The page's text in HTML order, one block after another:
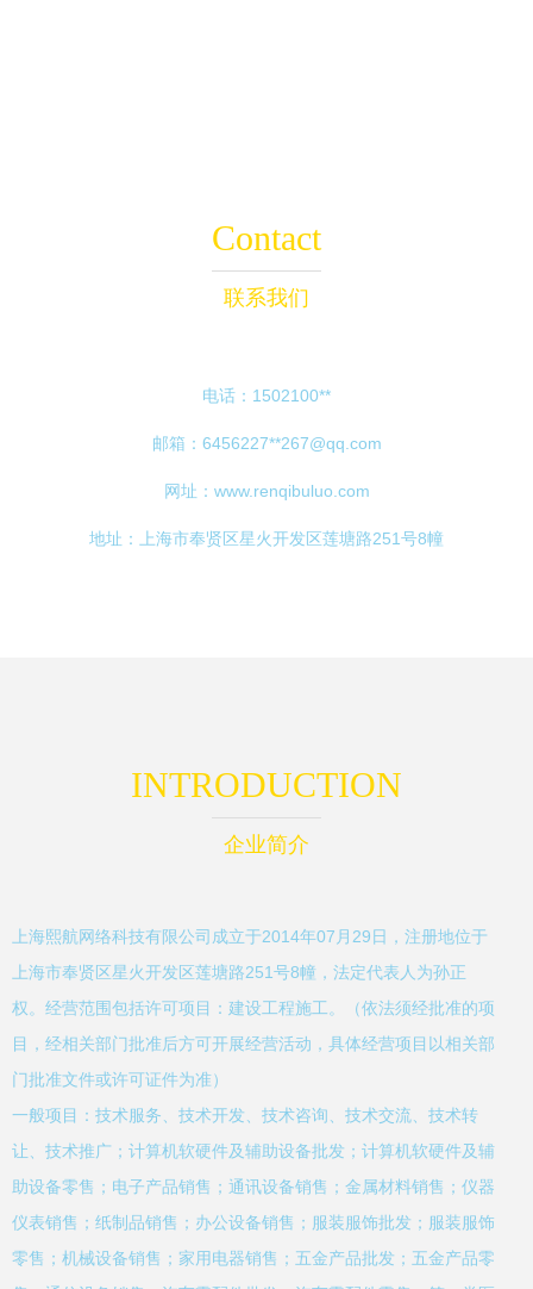
Contact
联系我们
电话：1502100**
邮箱：6456227**267@qq.com
网址： www.renqibuluo.com
地址：上海市奉贤区星火开发区莲塘路251号8幢
INTRODUCTION
企业简介
上海熙航网络科技有限公司成立于2014年07月29日，注册地位于
上海市奉贤区星火开发区莲塘路251号8幢，法定代表人为孙正
权。经营范围包括许可项目：建设工程施工。（依法须经批准的项
目，经相关部门批准后方可开展经营活动，具体经营项目以相关部
门批准文件或许可证件为准）
一般项目：技术服务、技术开发、技术咨询、技术交流、技术转
让、技术推广；计算机软硬件及辅助设备批发；计算机软硬件及辅
助设备零售；电子产品销售；通讯设备销售；金属材料销售；仪器
仪表销售；纸制品销售；办公设备销售；服装服饰批发；服装服饰
零售；机械设备销售；家用电器销售；五金产品批发；五金产品零